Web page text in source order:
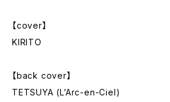
【cover】
KIRITO
【back cover】
TETSUYA (L’Arc-en-Ciel)